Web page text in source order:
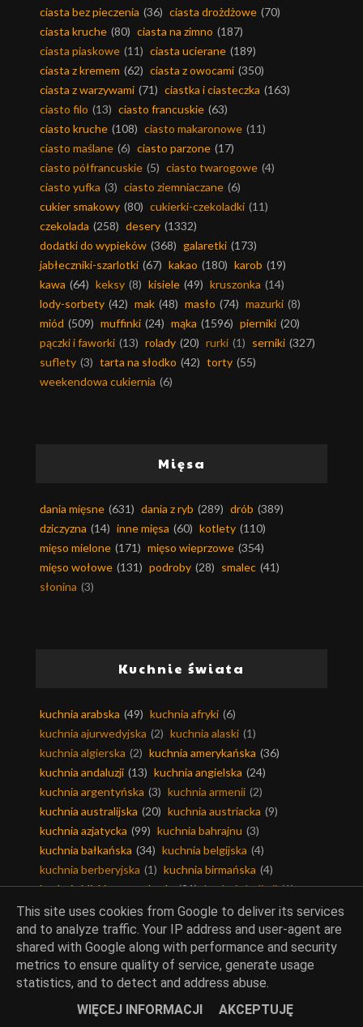
ciasta bez pieczenia (36) ciasta drożdżowe (70)
ciasta kruche (80) ciasta na zimno (187)
ciasta piaskowe (11) ciasta ucierane (189)
ciasta z kremem (62) ciasta z owocami (350)
ciasta z warzywami (71) ciastka i ciasteczka (163)
ciasto filo (13) ciasto francuskie (63)
ciasto kruche (108) ciasto makaronowe (11)
ciasto maślane (6) ciasto parzone (17)
ciasto półfrancuskie (5) ciasto twarogowe (4)
ciasto yufka (3) ciasto ziemniaczane (6)
cukier smakowy (80) cukierki-czekoladki (11)
czekolada (258) desery (1332)
dodatki do wypieków (368) galaretki (173)
jabłeczniki-szarlotki (67) kakao (180) karob (19)
kawa (64) keksy (8) kisiele (49) kruszonka (14)
lody-sorbety (42) mak (48) masło (74) mazurki (8)
miód (509) muffinki (24) mąka (1596) pierniki (20)
pączki i faworki (13) rolady (20) rurki (1) serniki (327)
suflety (3) tarta na słodko (42) torty (55)
weekendowa cukiernia (6)
Mięsa
dania mięsne (631) dania z ryb (289) drób (389)
dziczyzna (14) inne mięsa (60) kotlety (110)
mięso mielone (171) mięso wieprzowe (354)
mięso wołowe (131) podroby (28) smalec (41)
słonina (3)
Kuchnie świata
kuchnia arabska (49) kuchnia afryki (6)
kuchnia ajurwedyjska (2) kuchnia alaski (1)
kuchnia algierska (2) kuchnia amerykańska (36)
kuchnia andaluzji (13) kuchnia angielska (24)
kuchnia argentyńska (3) kuchnia armenii (2)
kuchnia australijska (20) kuchnia austriacka (9)
kuchnia azjatycka (99) kuchnia bahrajnu (3)
kuchnia bałkańska (34) kuchnia belgijska (4)
kuchnia berberyjska (1) kuchnia birmańska (4)
kuchnia bliskiego wschodu (21) kuchnia boliwii (1)
kuchnia bośnia i hercegowina (1) kuchnia brazylijska (5)
kuchnia bułgarska (11) kuchnia chińska (58)
kuchnia chorwacka (11) kuchnia czarnogóry (2)
kuchnia czeska (7) kuchnia duńska (6)
kuchnia egipska (5) kuchnia ekwadoru (1)
kuchnia filipin (3) kuchnia fińska
This site uses cookies from Google to deliver its services
and to analyze traffic. Your IP address and user-agent are
shared with Google along with performance and security
metrics to ensure quality of service, generate usage
statistics, and to detect and address abuse.
WIĘCEJ INFORMACJI
AKCEPTUJĘ